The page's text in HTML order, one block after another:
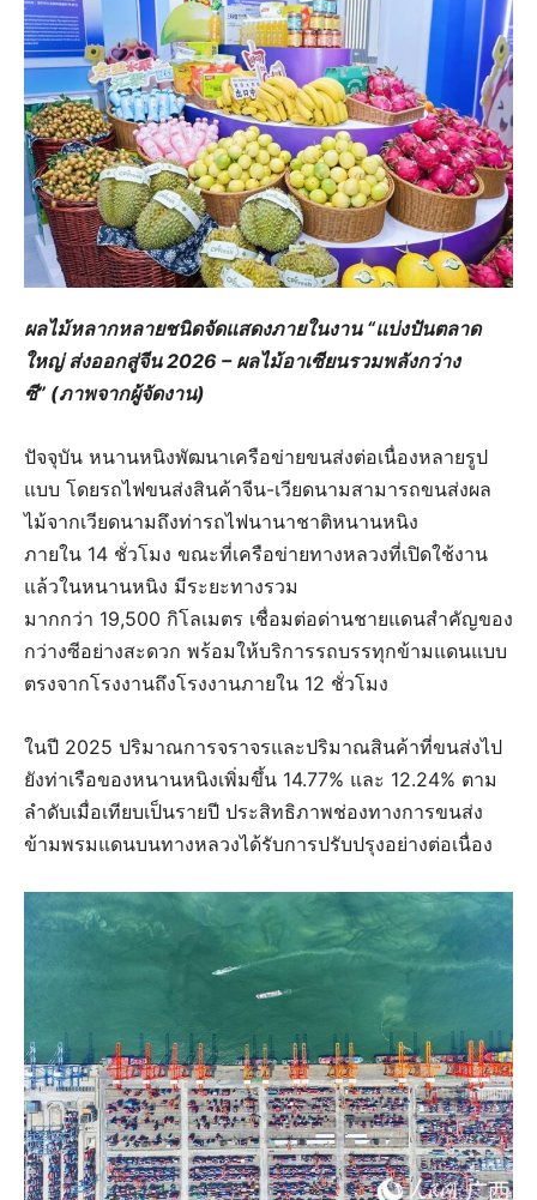
ผลไม้หลากหลายชนิดจัดแสดงภายในงาน “แบ่งปันตลาด
ใหญ่ ส่งออกสู่จีน 2026 – ผลไม้อาเซียนรวมพลังกว่าง
ซี” (ภาพจากผู้จัดงาน)
ปัจจุบัน หนานหนิงพัฒนาเครือข่ายขนส่งต่อเนื่องหลายรูป
แบบ โดยรถไฟขนส่งสินค้าจีน-เวียดนามสามารถขนส่งผล
ไม้จากเวียดนามถึงท่ารถไฟนานาชาติหนานหนิง
ภายใน 14 ชั่วโมง ขณะที่เครือข่ายทางหลวงที่เปิดใช้งาน
แล้วในหนานหนิง มีระยะทางรวม
มากกว่า 19,500 กิโลเมตร เชื่อมต่อด่านชายแดนสำคัญของ
กว่างซีอย่างสะดวก พร้อมให้บริการรถบรรทุกข้ามแดนแบบ
ตรงจากโรงงานถึงโรงงานภายใน 12 ชั่วโมง
ในปี 2025 ปริมาณการจราจรและปริมาณสินค้าที่ขนส่งไป
ยังท่าเรือของหนานหนิงเพิ่มขึ้น 14.77% และ 12.24% ตาม
ลำดับเมื่อเทียบเป็นรายปี ประสิทธิภาพช่องทางการขนส่ง
ข้ามพรมแดนบนทางหลวงได้รับการปรับปรุงอย่างต่อเนื่อง